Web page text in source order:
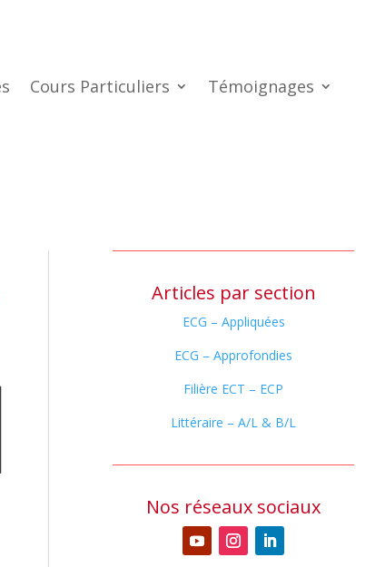
Cours Particuliers
Témoignages
Articles par section
ECG – Appliquées
ECG – Approfondies
Filière ECT – ECP
Littéraire – A/L & B/L
Nos réseaux sociaux